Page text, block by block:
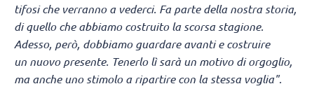
tifosi che verranno a vederci. Fa parte della nostra storia,
di quello che abbiamo costruito la scorsa stagione.
Adesso, però, dobbiamo guardare avanti e costruire
un nuovo presente. Tenerlo lì sarà un motivo di orgoglio,
ma anche uno stimolo a ripartire con la stessa voglia".